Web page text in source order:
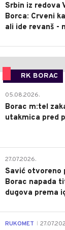
Srbin iz redova
Borca: Crveni
ali ide revanš -
RK BORAC
05.08.2026.
Borac m:tel
utakmica pred
27.07.2026.
Savić otvoreno
Borac napada
dugova prema
RUKOMET